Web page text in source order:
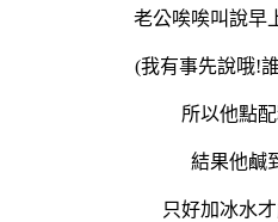
老公唉唉叫說早
(我有事先說哦!
所以他點
結果他鹹
只好加冰水